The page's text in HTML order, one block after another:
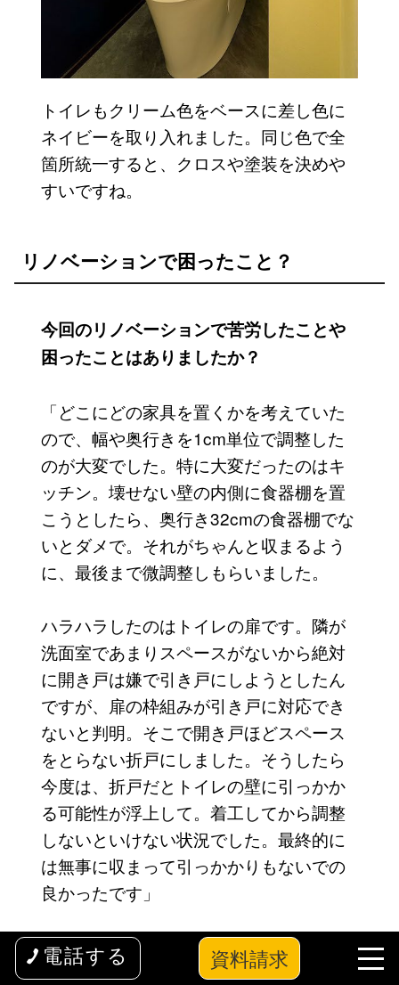
電話する 資料請求
トイレもクリーム色をベースに差し色に
ネイビーを取り入れました。同じ色で全
箇所統一すると、クロスや塗装を決めや
すいですね。
リノベーションで困ったこと？
今回のリノベーションで苦労したことや
困ったことはありましたか？
「どこにどの家具を置くかを考えていた
ので、幅や奥行きを1cm単位で調整した
のが大変でした。特に大変だったのはキ
ッチン。壊せない壁の内側に食器棚を置
こうとしたら、奥行き32cmの食器棚でな
いとダメで。それがちゃんと収まるよう
に、最後まで微調整しもらいました。
ハラハラしたのはトイレの扉です。隣が
洗面室であまりスペースがないから絶対
に開き戸は嫌で引き戸にしようとしたん
ですが、扉の枠組みが引き戸に対応でき
ないと判明。そこで開き戸ほどスペース
をとらない折戸にしました。そうしたら
今度は、折戸だとトイレの壁に引っかか
る可能性が浮上して。着工してから調整
しないといけない状況でした。最終的に
は無事に収まって引っかかりもないでの
良かったです」